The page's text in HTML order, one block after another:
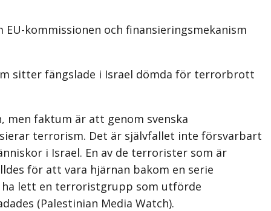
kommissionen och finansieringsmekanism
sitter fängslade i Israel dömda för terrorbrott
men faktum är att genom svenska
terrorism. Det är självfallet inte försvarbart
i Israel. En av de terrorister som är
för att vara hjärnan bakom en serie
ha lett en terroristgrupp som utförde
(Palestinian Media Watch).